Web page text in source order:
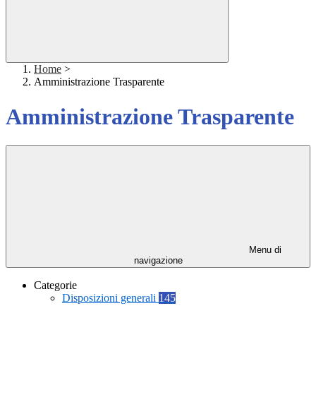
Home >
Amministrazione Trasparente
Amministrazione Trasparente
Menu di
navigazione
Categorie
Disposizioni generali 145